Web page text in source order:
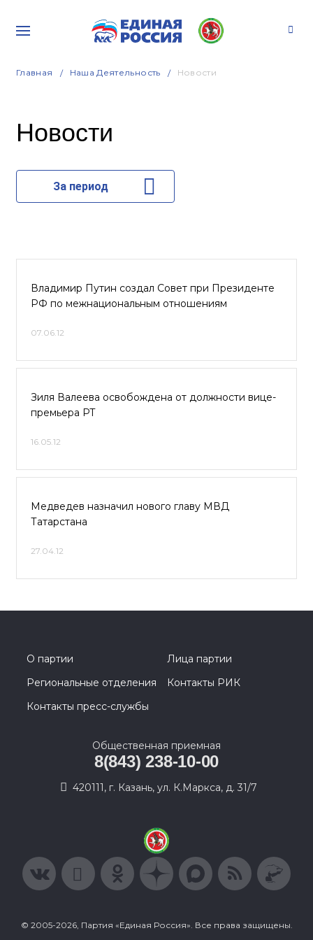
Главная Наша Деятельность Новости
Новости
За период
Владимир Путин создал Совет при Президенте
РФ по межнациональным отношениям
07.06.12
Зиля Валеева освобождена от должности вице-
премьера РТ
16.05.12
Медведев назначил нового главу МВД
Татарстана
27.04.12
О партии
Лица партии
Региональные отделения
Контакты РИК
Контакты пресс-службы
Общественная приемная
8(843) 238-10-00
420111, г. Казань, ул. К.Маркса, д. 31/7
© 2005-2026, Партия «Единая Россия». Все права защищены.